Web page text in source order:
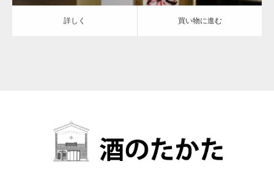
詳しく 買い物に進む